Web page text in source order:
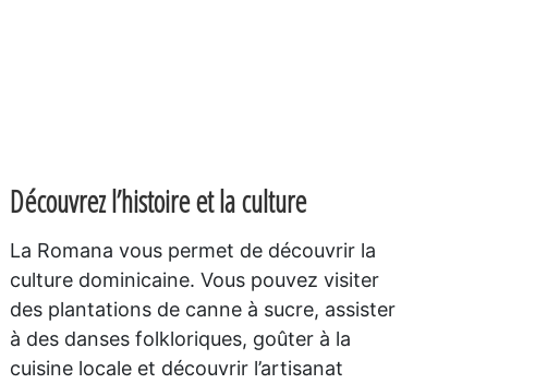
Découvrez l’histoire et la culture
La Romana vous permet de découvrir la
culture dominicaine. Vous pouvez visiter
des plantations de canne à sucre, assister
à des danses folkloriques, goûter à la
cuisine locale et découvrir l’artisanat